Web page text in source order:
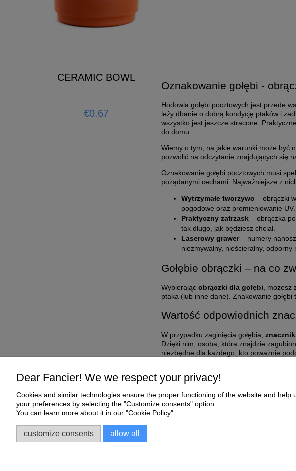
CERAMIC BOWL
€0.67
€32.52
add to cart
Oznakowanie gołębi -
Hodowla gołębi pocztowych jest przede
leży dbanie o dobrą kondycję ptaków i
wszystko jest jeszcze stracone. Praktyczne
do domu.
Wiemy o tym, na jakie warunki może być
pozwolić na odczytanie znajdujących się
Oznakowanie gołębi pocztowych musi
pożądanymi cechami. Najważniejsze z
Wytrzymałe tworzywo – obrączki
pogodowe oraz promieniowanie
Praktyczny zatrzask – obrączka
tak długo, jak będziesz chciał.
Laserowy grawer– numery
niezmywalny, nieścieralny,
Gołębie obrączki – na co
Wybierając obrączki dla gołębi ,
ptaka (lub inne dane). Znakowanie
Wartość odpowiednich
W przypadku zaginięcia gołębia,
Dzięki nim, osoba, która znajdzie
niezbędne dla każdego, kto poważnie
Help
Complaints and Warranty
My Account
Dear Fancier! We we respect your privacy!
Cookies and similar technologies ensure the proper functioning of the website and
your preferences by selecting the "Customize consents" option.
You can learn more about it in our "Cookie Policy"
customize consents allow all